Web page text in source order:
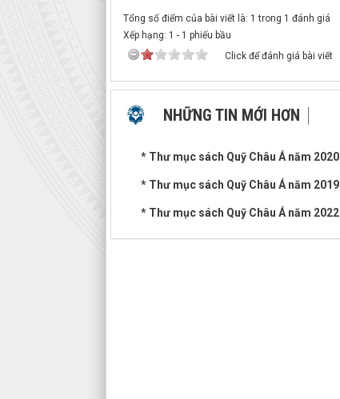
Tổng số điểm của bài viết là: 1 trong 1 đánh giá
Xếp hạng: 1 - 1 phiếu bầu
Click để đánh giá bài viết
NHỮNG TIN MỚI HƠN
* Thư mục sách Quỹ Châu Á năm 2020
* Thư mục sách Quỹ Châu Á năm 2019
* Thư mục sách Quỹ Châu Á năm 2022